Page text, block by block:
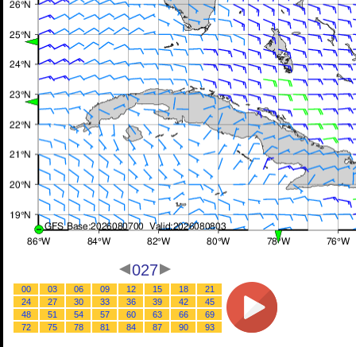
027
00 03 06 09 12 15 18
21
24
27 30 33 36 39 42
45
48
51 54 57 60 63 66
69
72
75 78 81 84 87 90 93